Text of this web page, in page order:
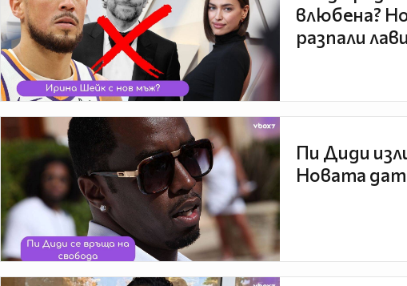
влюбена?
разпали
Пи Диди
Новата